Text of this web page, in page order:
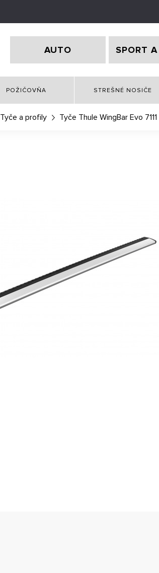
AUTO SPORT
POŽIČOVŇA STREŠNÉ NOSIČE
Tyče a profily Tyče Thule WingBar Evo